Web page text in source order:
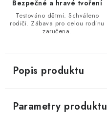
Bezpečné a hravé tvoření
Testováno dětmi. Schváleno
rodiči. Zábava pro celou rodinu
zaručena.
Popis produktu
Parametry produktu